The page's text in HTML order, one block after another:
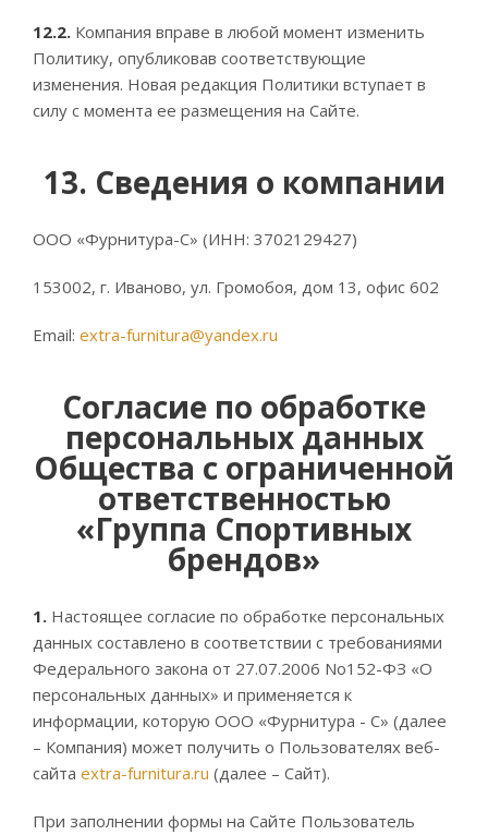
12.2. Компания вправе в любой момент изменить
Политику, опубликовав соответствующие
изменения. Новая редакция Политики вступает в
силу с момента ее размещения на Сайте.
13. Сведения о компании
ООО «Фурнитура-С» (ИНН: 3702129427)
153002, г. Иваново, ул. Громобоя, дом 13, офис 602
Email: extra-furnitura@yandex.ru
Согласие по обработке
персональных данных
Общества с ограниченной
ответственностью
«Группа Спортивных
брендов»
1. Настоящее согласие по обработке персональных
данных составлено в соответствии с требованиями
Федерального закона от 27.07.2006 No152-ФЗ «О
персональных данных» и применяется к
информации, которую ООО «Фурнитура - С» (далее
– Компания) может получить о Пользователях веб-
сайта extra-furnitura.ru (далее – Сайт).
При заполнении формы на Сайте Пользователь